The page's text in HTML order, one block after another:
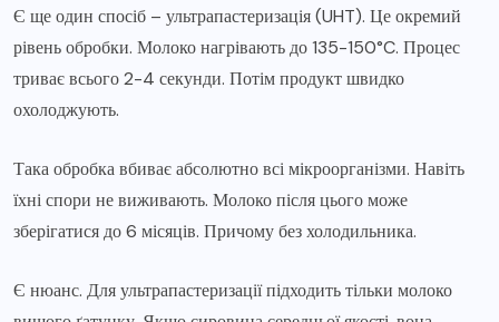
Є ще один спосіб – ультрапастеризація (UHT). Це окремий
рівень обробки. Молоко нагрівають до 135-150°C. Процес
триває всього 2-4 секунди. Потім продукт швидко
охолоджують.
Така обробка вбиває абсолютно всі мікроорганізми. Навіть
їхні спори не виживають. Молоко після цього може
зберігатися до 6 місяців. Причому без холодильника.
Є нюанс. Для ультрапастеризації підходить тільки молоко